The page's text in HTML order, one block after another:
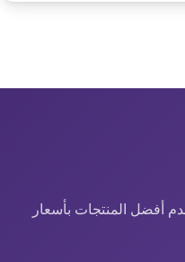
أفضل المنتجات بأسعار